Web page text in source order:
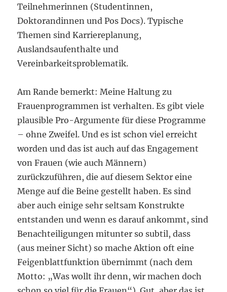
Teilnehmerinnen (Studentinnen,
Doktorandinnen und Pos Docs). Typische
Themen sind Karriereplanung,
Auslandsaufenthalte und
Vereinbarkeitsproblematik.
Am Rande bemerkt: Meine Haltung zu
Frauenprogrammen ist verhalten. Es gibt viele
plausible Pro-Argumente für diese Programme
– ohne Zweifel. Und es ist schon viel erreicht
worden und das ist auch auf das Engagement
von Frauen (wie auch Männern)
zurückzuführen, die auf diesem Sektor eine
Menge auf die Beine gestellt haben. Es sind
aber auch einige sehr seltsam Konstrukte
entstanden und wenn es darauf ankommt, sind
Benachteiligungen mitunter so subtil, dass
(aus meiner Sicht) so mache Aktion oft eine
Feigenblattfunktion übernimmt (nach dem
Motto: „Was wollt ihr denn, wir machen doch